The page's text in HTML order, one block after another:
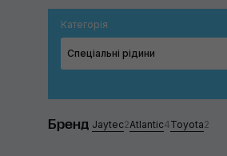
Категорія
Спеціальні рідини
Бренд Jaytec2Atlantic4Toyota2